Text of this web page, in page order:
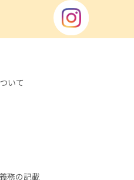
いて
務の記載